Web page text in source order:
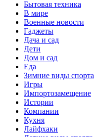
Бытовая техника
В мире
Военные новости
Гаджеты
Дача и сад
Дети
Дом и сад
Еда
Зимние виды спорта
Игры
Импортозамещение
Истории
Компании
Кухня
Лайфхаки